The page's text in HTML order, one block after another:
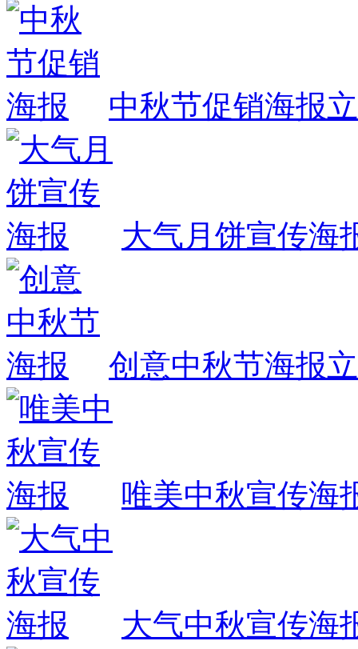
中秋节促销海报
大气月饼宣传海
创意中秋节海报
唯美中秋宣传海
大气中秋宣传海